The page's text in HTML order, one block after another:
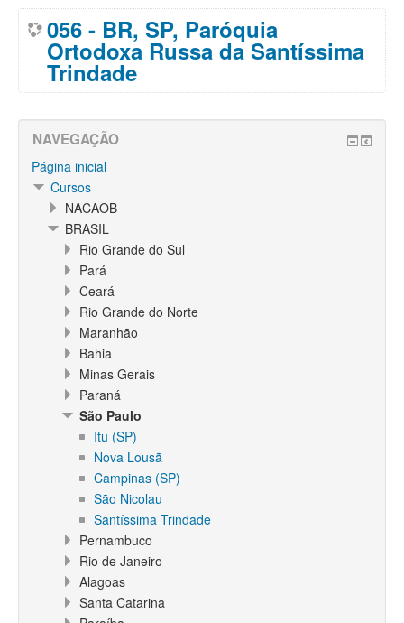
056 - BR, SP, Paróquia
Ortodoxa Russa da Santíssima
Trindade
NAVEGAÇÃO
Página inicial
Cursos
NACAOB
BRASIL
Rio Grande do Sul
Pará
Ceará
Rio Grande do Norte
Maranhão
Bahia
Minas Gerais
Paraná
São Paulo
Itu (SP)
Nova Lousã
Campinas (SP)
São Nicolau
Santíssima Trindade
Pernambuco
Rio de Janeiro
Alagoas
Santa Catarina